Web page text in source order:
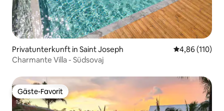
Privatunterkunft in Saint Joseph
4,86 (110)
Charmante Villa - Südsovaj
Gäste-Favorit
Gäste-Favorit